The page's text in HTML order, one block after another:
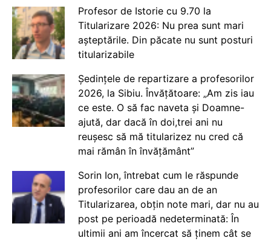
Profesor de Istorie cu 9.70 la
Titularizare 2026: Nu prea sunt mari
așteptările. Din păcate nu sunt posturi
titularizabile
Ședințele de repartizare a profesorilor
2026, la Sibiu. Învățătoare: „Am zis iau
ce este. O să fac naveta și Doamne-
ajută, dar dacă în doi,trei ani nu
reușesc să mă titularizez nu cred că
mai rămân în învățământ”
Sorin Ion, întrebat cum le răspunde
profesorilor care dau an de an
Titularizarea, obțin note mari, dar nu au
post pe perioadă nedeterminată: În
ultimii ani am încercat să ținem cât se